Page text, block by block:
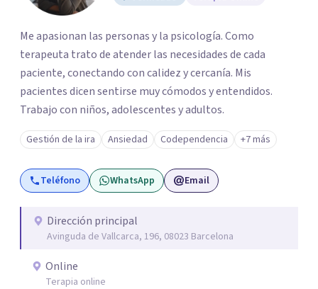
Me apasionan las personas y la psicología. Como
terapeuta trato de atender las necesidades de cada
paciente, conectando con calidez y cercanía. Mis
pacientes dicen sentirse muy cómodos y entendidos.
Trabajo con niños, adolescentes y adultos.
Gestión de la ira Ansiedad Codependencia +7 más
Teléfono WhatsApp Email
Dirección principal
Avinguda de Vallcarca, 196, 08023 Barcelona
Online
Terapia online